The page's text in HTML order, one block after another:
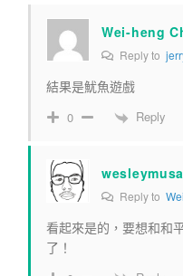
Wei-heng
Reply to
結果是魷魚遊戲
0 Reply
Reply to
看起來是的，要想和和
了！